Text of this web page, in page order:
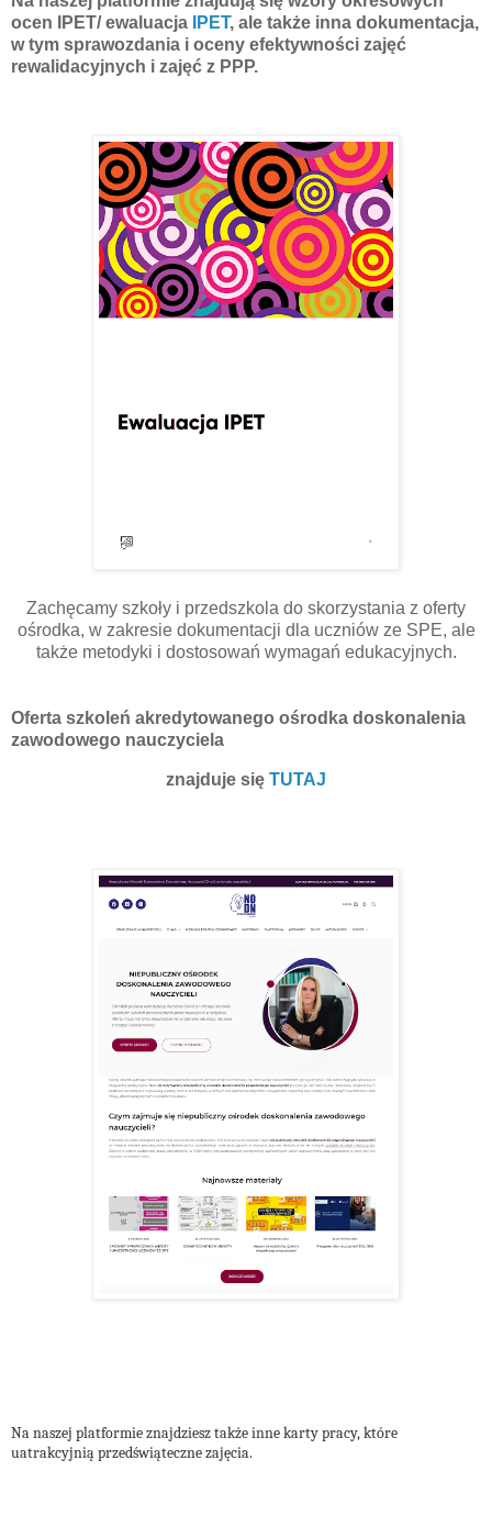
ocen IPET/ ewaluacja
IPET, ale także inna dokumentacja,
w tym sprawozdania i oceny efektywności zajęć
rewalidacyjnych i zajęć z PPP.
Zachęcamy szkoły i przedszkola do skorzystania z oferty
ośrodka, w zakresie dokumentacji dla uczniów ze SPE, ale
także metodyki i dostosowań wymagań edukacyjnych.
Oferta szkoleń akredytowanego ośrodka doskonalenia
zawodowego nauczyciela
znajduje się TUTAJ
Na naszej platformie znajdziesz także inne karty pracy, które
uatrakcyjnią przedświąteczne zajęcia.